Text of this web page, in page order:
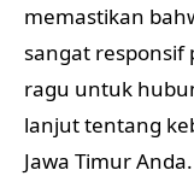
memastikan
sangat responsif
ragu untuk
lanjut tentang
Jawa Timur